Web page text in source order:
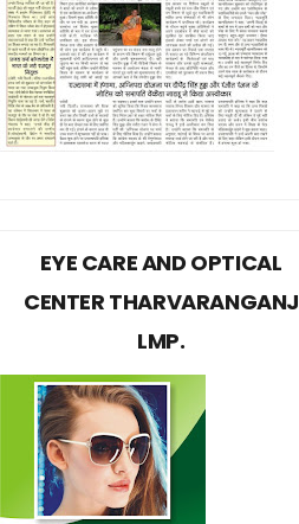
EYE CARE AND OPTICAL
CENTER THARVARANGANJ
LMP.